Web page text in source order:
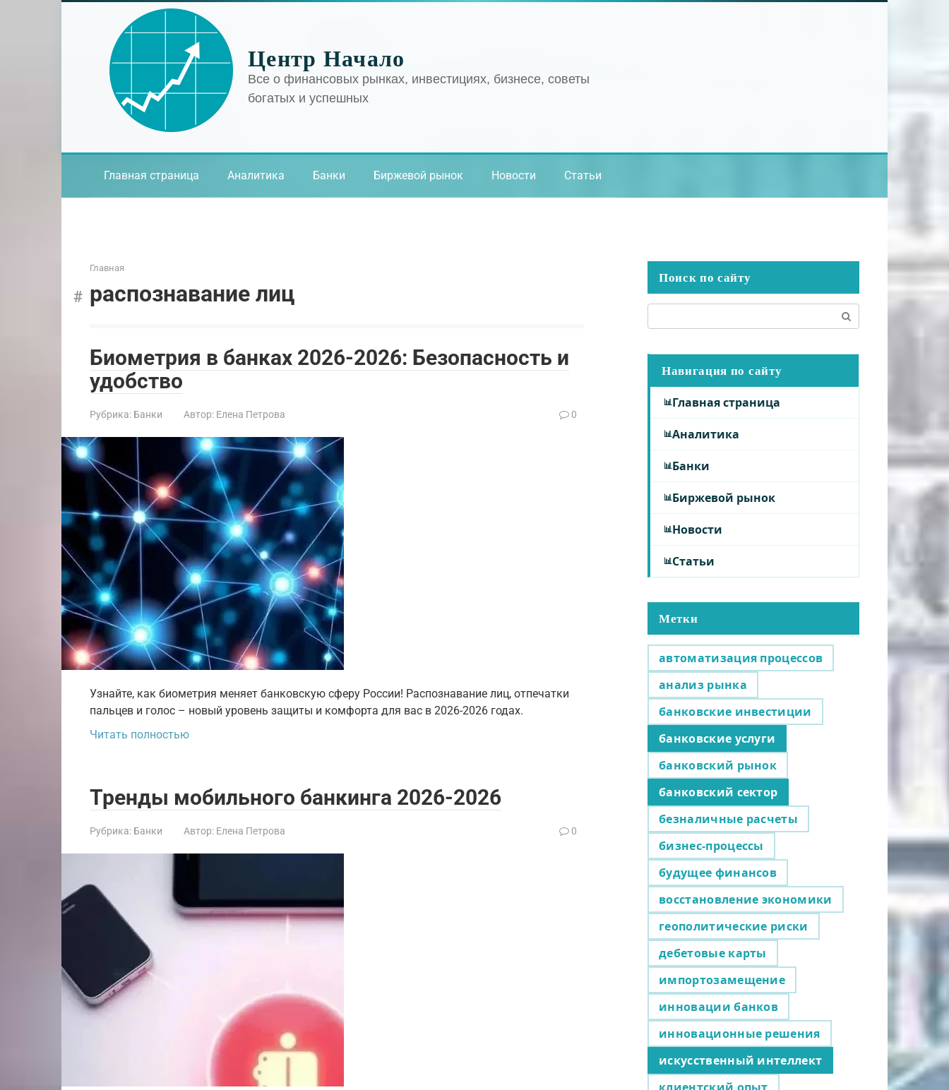
Центр Начало
Все о финансовых рынках, инвестициях, бизнесе, советы
богатых и успешных
Главная страница Аналитика Банки Биржевой рынок Новости Статьи
Главная
распознавание лиц
Биометрия в банках 2026-2026: Безопасность и
удобство
Рубрика: Банки Автор: Елена Петрова 0
Узнайте, как биометрия меняет банковскую сферу России! Распознавание лиц, отпечатки
пальцев и голос – новый уровень защиты и комфорта для вас в 2026-2026 годах.
Читать полностью
Тренды мобильного банкинга 2026-2026
Рубрика: Банки Автор: Елена Петрова 0
Поиск по сайту
Навигация по сайту
Главная страница
Аналитика
Банки
Биржевой рынок
Новости
Статьи
Метки
автоматизация процессов
анализ рынка
банковские инвестиции
банковские услуги
банковский рынок
банковский сектор
безналичные расчеты
бизнес-процессы
будущее финансов
восстановление экономики
геополитические риски
дебетовые карты
импортозамещение
инновации банков
инновационные решения
искусственный интеллект